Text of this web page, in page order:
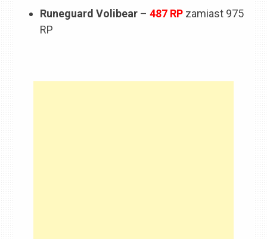
Runeguard Volibear – 487 RP zamiast 975
RP